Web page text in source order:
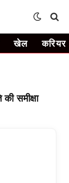
खेल करियर
समीक्षा